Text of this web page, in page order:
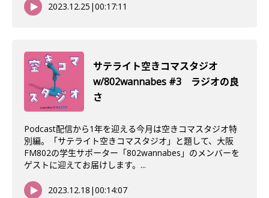
2023.12.25 |00:17:11
サテライト空きコマスタジオ
w/802wannabes #3 ラジオの良
さ
Podcast配信から1年を迎える今月は空きコマスタジオ特
別編。「サテライト空きコマスタジオ」と題して、大阪
FM802の学生サポーター「802wannabes」のメンバーを
ゲストに迎えてお届けします。...
2023.12.18 |00:14:07